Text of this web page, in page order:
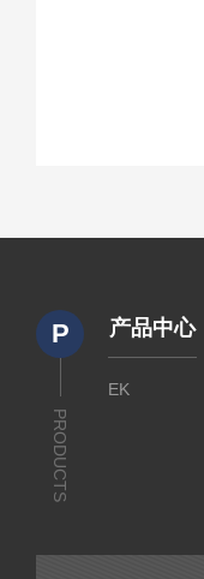
P
PRODUCTS
产品中心
EK